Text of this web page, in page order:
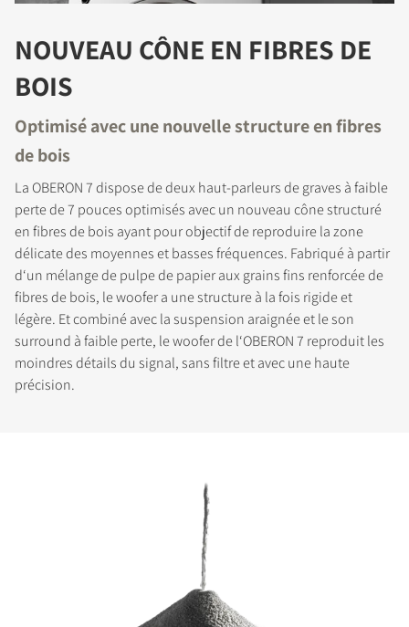
NOUVEAU CÔNE EN FIBRES DE
BOIS
Optimisé avec une nouvelle structure en fibres
de bois
La OBERON 7 dispose de deux haut-parleurs de graves à faible
perte de 7 pouces optimisés avec un nouveau cône structuré
en fibres de bois ayant pour objectif de reproduire la zone
délicate des moyennes et basses fréquences. Fabriqué à partir
d‘un mélange de pulpe de papier aux grains fins renforcée de
fibres de bois, le woofer a une structure à la fois rigide et
légère. Et combiné avec la suspension araignée et le son
surround à faible perte, le woofer de l‘OBERON 7 reproduit les
moindres détails du signal, sans filtre et avec une haute
précision.